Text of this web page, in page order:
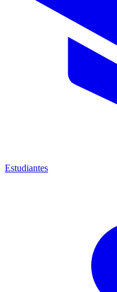
Estudiantes